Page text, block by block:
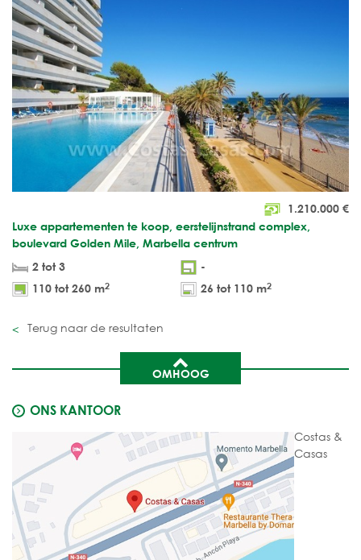
1.210.000 €
Luxe appartementen te koop, eerstelijnstrand complex,
boulevard Golden Mile, Marbella centrum
2 tot 3
-
110 tot 260 m2 26 tot 110 m2
Terug naar de resultaten
OMHOOG
ONS KANTOOR
Costas &
Casas